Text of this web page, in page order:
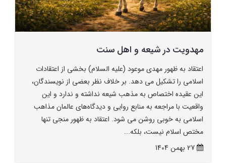
مهدویت در شیعه و اهل سنت
اعتقاد به ظهور مهدی موعود (علیه السلام) بخشی از اعتقادات
اسلامی را تشکیل می دهد. بر خلاف نظر بعضی از نویسندگان،
این عقیده اختصاص به مذهب شیعه نداشته و ندارد و این
واقعیت با مراجعه به منابع روایی و دیدگاه‌های عالمان مذاهب
اسلامی به خوبی روشن می شود. اعتقاد به ظهور منجی تنها
مختص اسلام نیست، بلکه...